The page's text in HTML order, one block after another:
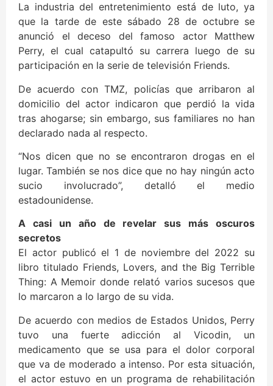
La industria del entretenimiento está de luto, ya
que la tarde de este sábado 28 de octubre se
anunció el deceso del famoso actor Matthew
Perry, el cual catapultó su carrera luego de su
participación en la serie de televisión Friends.
De acuerdo con TMZ, policías que arribaron al
domicilio del actor indicaron que perdió la vida
tras ahogarse; sin embargo, sus familiares no han
declarado nada al respecto.
“Nos dicen que no se encontraron drogas en el
lugar. También se nos dice que no hay ningún acto
sucio involucrado”, detalló el medio
estadounidense.
A casi un año de revelar sus más oscuros
secretos
El actor publicó el 1 de noviembre del 2022 su
libro titulado Friends, Lovers, and the Big Terrible
Thing: A Memoir donde relató varios sucesos que
lo marcaron a lo largo de su vida.
De acuerdo con medios de Estados Unidos, Perry
tuvo una fuerte adicción al Vicodin, un
medicamento que se usa para el dolor corporal
que va de moderado a intenso. Por esta situación,
el actor estuvo en un programa de rehabilitación